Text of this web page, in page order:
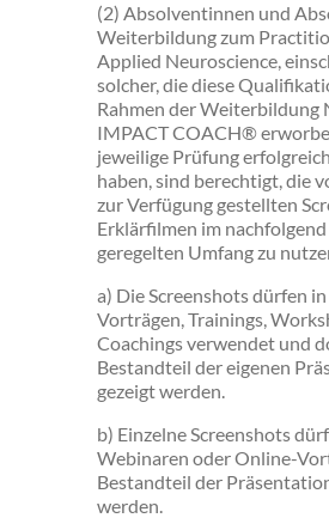
(2) Absolventinnen und
Weiterbildung zum
Applied Neuroscience,
solcher, die diese
Rahmen der Weiterbildung
IMPACT COACH®
jeweilige Prüfung
haben, sind berechtigt, die
zur Verfügung gestellten
Erklärfilmen im
geregelten Umfang zu
a) Die Screenshots dürfen
Vorträgen, Trainings,
Coachings verwendet und
Bestandteil der eigenen
gezeigt werden.
b) Einzelne Screenshots
Webinaren oder Online-
Bestandteil der
werden.